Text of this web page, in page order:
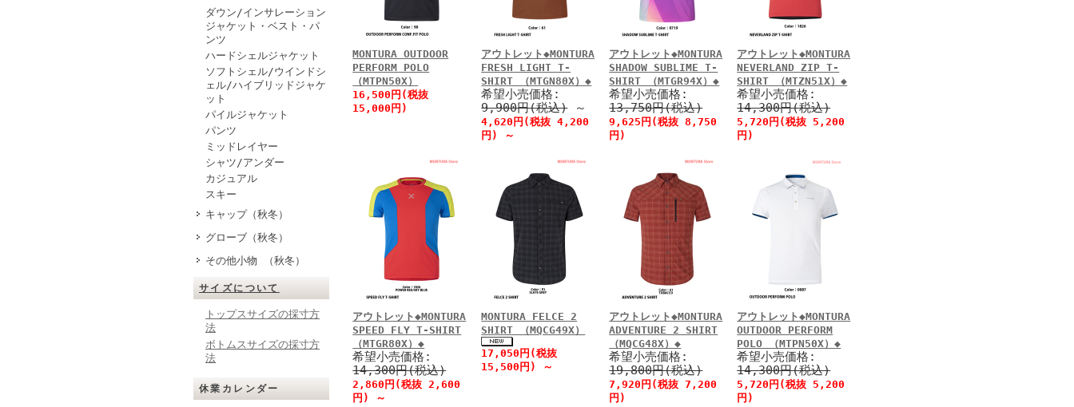
ダウン/インサレーション
ジャケット・ベスト・パ
ンツ
ハードシェルジャケット
ソフトシェル/ウインドシ
ェル/ハイブリッドジャケ
ット
パイルジャケット
パンツ
ミッドレイヤー
シャツ/アンダー
カジュアル
スキー
キャップ（秋冬）
グローブ（秋冬）
その他小物 （秋冬）
サイズについて
トップスサイズの採寸方
法
ボトムスサイズの採寸方
法
休業カレンダー
MONTURA OUTDOOR
PERFORM POLO
（MTPN50X）
16,500円(税抜
15,000円)
アウトレット◆MONTURA
FRESH LIGHT T-
SHIRT （MTGN80X）◆
希望小売価格:
9,900円(税込)
～
4,620円(税抜 4,200
円)
～
アウトレット◆MONTURA
SHADOW SUBLIME T-
SHIRT （MTGR94X）◆
希望小売価格:
13,750円(税込)
9,625円(税抜 8,750
円)
アウトレット◆MONTURA
NEVERLAND ZIP T-
SHIRT （MTZN51X）◆
希望小売価格:
14,300円(税込)
5,720円(税抜 5,200
円)
アウトレット◆MONTURA
SPEED FLY T-SHIRT
（MTGR80X）◆
希望小売価格:
14,300円(税込)
2,860円(税抜 2,600
円)
～
MONTURA FELCE 2
SHIRT （MQCG49X）
17,050円(税抜
15,500円)
～
アウトレット◆MONTURA
ADVENTURE 2 SHIRT
（MQCG48X）◆
希望小売価格:
19,800円(税込)
7,920円(税抜 7,200
円)
アウトレット◆MONTURA
OUTDOOR PERFORM
POLO （MTPN50X）◆
希望小売価格:
14,300円(税込)
5,720円(税抜 5,200
円)